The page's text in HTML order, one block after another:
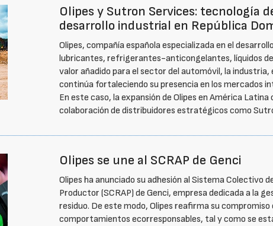
Olipes y Sutron Services: tecnología
desarrollo industrial en República
Olipes, compañía española especializada en el
lubricantes, refrigerantes-anticongelantes, líquidos
valor añadido para el sector del automóvil, la
continúa fortaleciendo su presencia en los mercados
En este caso, la expansión de Olipes en América
colaboración de distribuidores estratégicos como
Olipes se une al SCRAP de Genci
Olipes ha anunciado su adhesión al Sistema Colectivo
Productor (SCRAP) de Genci, empresa dedicada a la
residuo. De este modo, Olipes reafirma su
comportamientos ecorresponsables, tal y como se